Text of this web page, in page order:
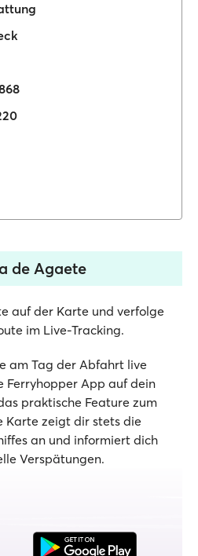
de Agaete
auf der Karte und verfolge
im Live-Tracking.
am Tag der Abfahrt live
Ferryhopper App auf dein
praktische Feature zum
Karte zeigt dir stets die
an und informiert dich
Verspätungen.